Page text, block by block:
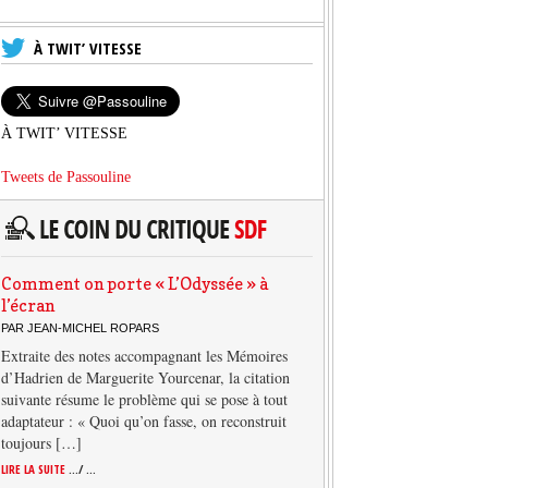
À TWIT’ VITESSE
À TWIT’ VITESSE
Tweets de Passouline
Comment on porte « L’Odyssée » à
l’écran
PAR JEAN-MICHEL ROPARS
Extraite des notes accompagnant les Mémoires
d’Hadrien de Marguerite Yourcenar, la citation
suivante résume le problème qui se pose à tout
adaptateur : « Quoi qu’on fasse, on reconstruit
toujours […]
LIRE LA SUITE .../ ...